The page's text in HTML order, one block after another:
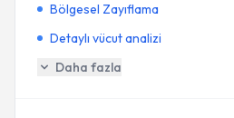
Bölgesel Zayıflama
Detaylı vücut analizi
Daha fazla